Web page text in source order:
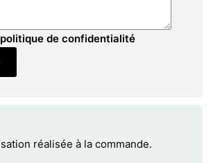
de confidentialité
réalisée à la commande.